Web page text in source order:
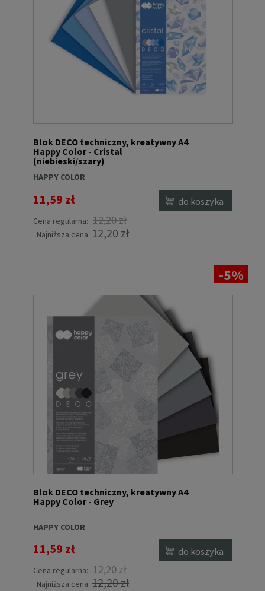
Blok DECO techniczny, kreatywny A4
Happy Color - Cristal
(niebieski/szary)
HAPPY COLOR
11,59 zł
Cena regularna: 12,20 zł
Najniższa cena: 12,20 zł
do koszyka
Blok DECO techniczny, kreatywny A4
Happy Color - Grey
HAPPY COLOR
11,59 zł
Cena regularna: 12,20 zł
Najniższa cena: 12,20 zł
do koszyka
-5%